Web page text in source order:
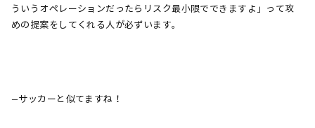
ういうオペレーションだったらリスク最小限でできますよ」って攻
めの提案をしてくれる人が必ずいます。
—サッカーと似てますね！